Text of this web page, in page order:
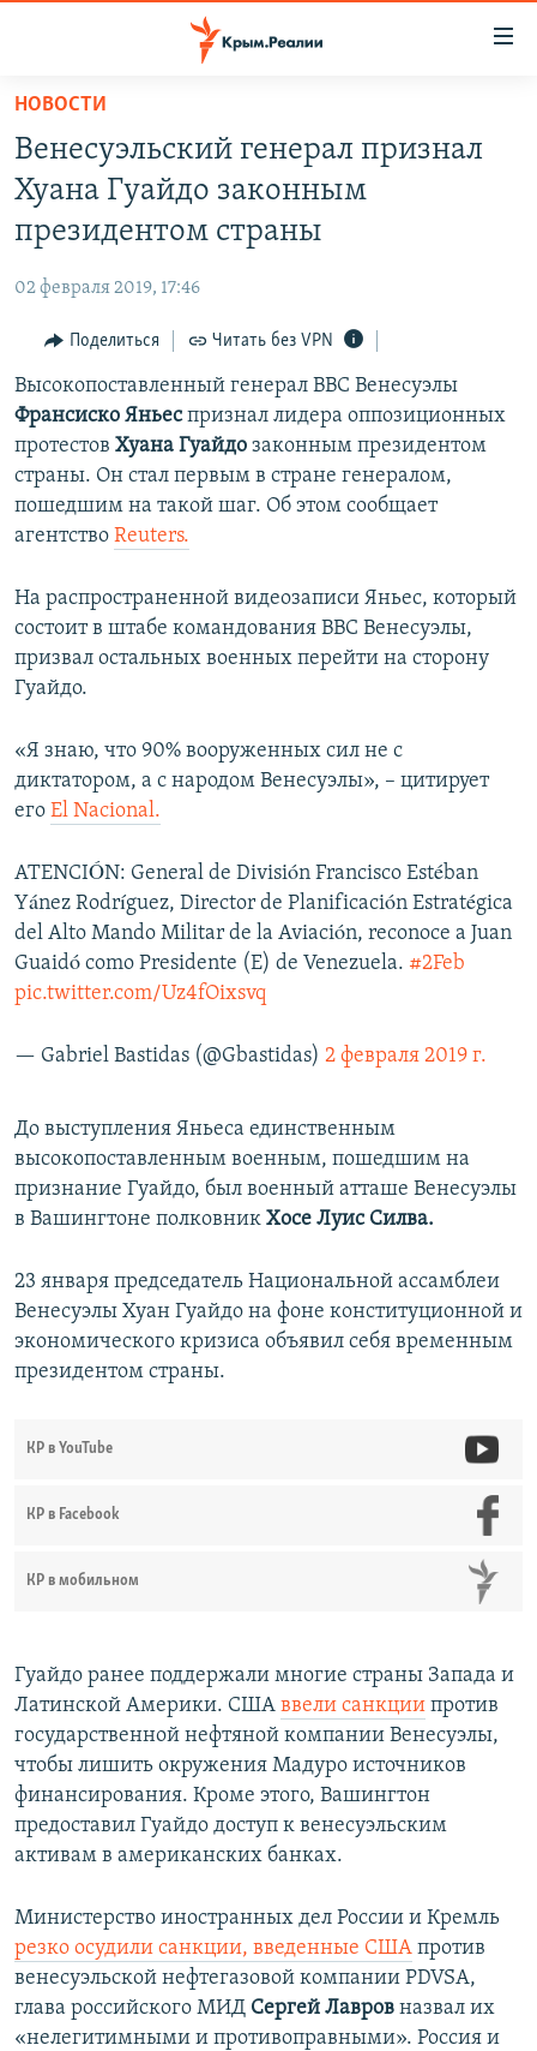
Вернуться
основному
содержанию
Вернутся
главной
навигации
Вернутся
поиску
СПЕЦПРОЕКТЫ
11 ЛЕТ ОККУПАЦИИ КРЫМА. 11 ИСТОРИЙ СОПРОТИВЛЕНИЯ
ВОДА
ЕЩЕ
ИНТЕРАКТИВ
ИНФОГРАФИКА
ТЕЛЕПРОЕКТ КРЫМ.РЕАЛИИ
СОВЕТЫ ПРАВОЗАЩИТНИКОВ
ПРОПАВШИЕ БЕЗ ВЕСТИ
КРЫМ.НЕПОКОРЕННЫЙ
УКРАИНСКАЯ ПРОБЛЕМА КРЫМА
РАДІО СВОБОДА
КАК ОБОЙТИ БЛОКИРОВКУ
Українською
Qırımtatar
НОВОСТИ
Венесуэльский генерал признал
Хуана Гуайдо законным
президентом страны
02 февраля 2019, 17:46
Поделиться Читать без VPN
Высокопоставленный генерал ВВС Венесуэлы
Франсиско Яньеспризнал лидера оппозиционных
протестов Хуана Гуайдо законным президентом
страны. Он стал первым в стране генералом,
пошедшим на такой шаг. Об этом сообщает
агентство Reuters.
На распространенной видеозаписи Яньес, который
состоит в штабе командования ВВС Венесуэлы,
призвал остальных военных перейти на сторону
Гуайдо.
«Я знаю, что 90% вооруженных сил не с
диктатором, а с народом Венесуэлы», – цитирует
его El Nacional.
ATENCIÓN: General de División Francisco Estéban
Yánez Rodríguez, Director de Planificación Estratégica
del Alto Mando Militar de la Aviación, reconoce a Juan
Guaidó como Presidente (E) de Venezuela. #2Feb
pic.twitter.com/Uz4fOixsvq
— Gabriel Bastidas (@Gbastidas) 2 февраля 2019 г.
До выступления Яньеса единственным
высокопоставленным военным, пошедшим на
признание Гуайдо, был военный атташе Венесуэлы
в Вашингтоне полковник Хосе Луис Силва.
23 января председатель Национальной ассамблеи
Венесуэлы Хуан Гуайдо на фоне конституционной и
экономического кризиса объявил себя временным
президентом страны.
КР в YouTube
КР в Facebook
КР в мобильном
Гуайдо ранее поддержали многие страны Запада и
Латинской Америки. США ввели санкции против
государственной нефтяной компании Венесуэлы,
чтобы лишить окружения Мадуро источников
финансирования. Кроме этого, Вашингтон
предоставил Гуайдо доступ к венесуэльским
активам в американских банках.
Министерство иностранных дел России и Кремль
резко осудили санкции, введенные США против
венесуэльской нефтегазовой компании PDVSA,
глава российского МИД Сергей Лавров назвал их
«нелегитимными и противоправными». Россия и